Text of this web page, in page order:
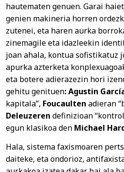
hautematen genuen. Garai
genien makineria horren
zutenei, eta haren aurka
zinemagile eta idazleekin
joan ahala, kontua sofistikatuz
apurka azterketa
eta botere adierazezin hori
gehitu genituen: Agustin
kapitala”, Foucaulten adieran
Deleuzeren definizioan
egun klasikoa den Michael
Hala, sistema faxismoaren
daiteke, eta ondorioz,